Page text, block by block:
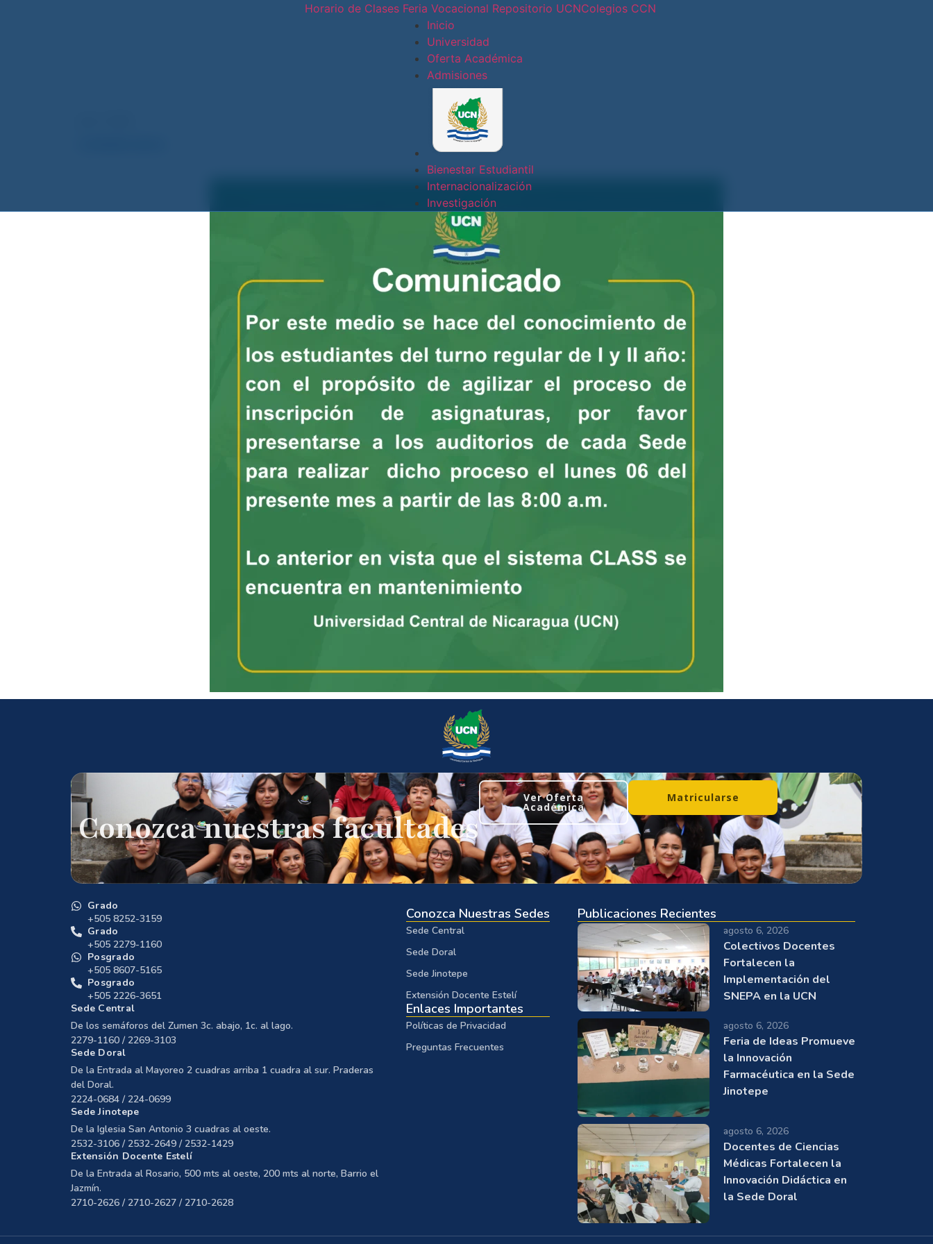
Horario de Clases Feria Vocacional Repositorio UCNColegios CCN
Inicio
Universidad
Sede Doral
Docente
Oferta Académica
Admisiones
Bienestar Estudiantil
Internacionalización
Investigación
Conozca nuestras facultades
Ver Oferta
Académica
Matricularse
Grado
+505 8252-3159
Grado
+505 2279-1160
Posgrado
+505 8607-5165
Posgrado
+505 2226-3651
Sede Central
De los semáforos del Zumen 3c. abajo, 1c. al lago.
2279-1160 / 2269-3103
Sede Doral
De la Entrada al Mayoreo 2 cuadras arriba 1 cuadra al sur. Praderas
del Doral.
2224-0684 / 224-0699
Sede Jinotepe
De la Iglesia San Antonio 3 cuadras al oeste.
2532-3106 / 2532-2649 / 2532-1429
Extensión Docente Estelí
De la Entrada al Rosario, 500 mts al oeste, 200 mts al norte, Barrio el
Jazmín.
2710-2626 / 2710-2627 / 2710-2628
Conozca Nuestras Sedes
Sede Central
Sede Doral
Sede Jinotepe
Extensión Docente Estelí
Enlaces Importantes
Políticas de Privacidad
Preguntas Frecuentes
Publicaciones Recientes
agosto 6, 2026
Colectivos Docentes
Fortalecen la
Implementación del
SNEPA en la UCN
agosto 6, 2026
Feria de Ideas Promueve
la Innovación
Farmacéutica en la Sede
Jinotepe
agosto 6, 2026
Docentes de Ciencias
Médicas Fortalecen la
Innovación Didáctica en
la Sede Doral